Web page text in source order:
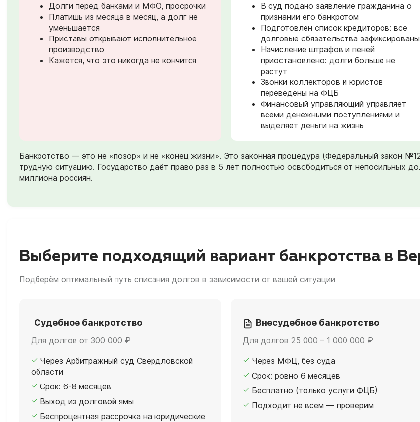
Долги перед банками и МФО, просрочки
Платишь из месяца в месяц, а долг не
уменьшается
Приставы открывают исполнительное
производство
Кажется, что это никогда не кончится
В суд подано заявление гражданина о
признании его банкротом
Подготовлен список кредиторов: все
долговые обязательства зафиксированы
Начисление штрафов и пеней
приостановлено: долги больше не
растут
Звонки коллекторов и юристов
переведены на ФЦБ
Финансовый управляющий управляет
всеми денежными поступлениями и
выделяет деньги на жизнь
Банкротство — это не «позор» и не «конец жизни». Это законная процедура (Федеральный закон
трудную ситуацию. Государство даёт право раз в 5 лет полностью освободиться от непосильных
миллиона россиян.
Выберите подходящий вариант банкротства в
Подберём оптимальный путь списания долгов в зависимости от вашей ситуации
Судебное банкротство
Для долгов от 300 000 ₽
Через Арбитражный суд Свердловской
области
Срок: 6-8 месяцев
Выход из долговой ямы
Беспроцентная рассрочка на юридические
Внесудебное банкротство
Для долгов 25 000 – 1 000 000 ₽
Через МФЦ, без суда
Срок: ровно 6 месяцев
Бесплатно (только услуги ФЦБ)
Подходит не всем — проверим